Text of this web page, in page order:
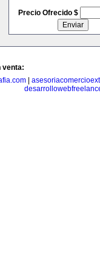
Precio Ofrecido $
venta: